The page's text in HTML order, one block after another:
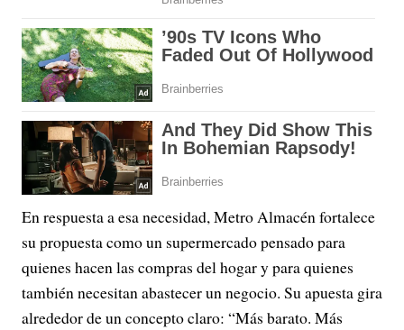
En respuesta a esa necesidad, Metro Almacén fortalece
su propuesta como un supermercado pensado para
quienes hacen las compras del hogar y para quienes
también necesitan abastecer un negocio. Su apuesta gira
alrededor de un concepto claro: “Más barato. Más